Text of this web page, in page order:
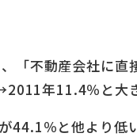
「不動産会社に直
年11.4％と⼤
％と他より低